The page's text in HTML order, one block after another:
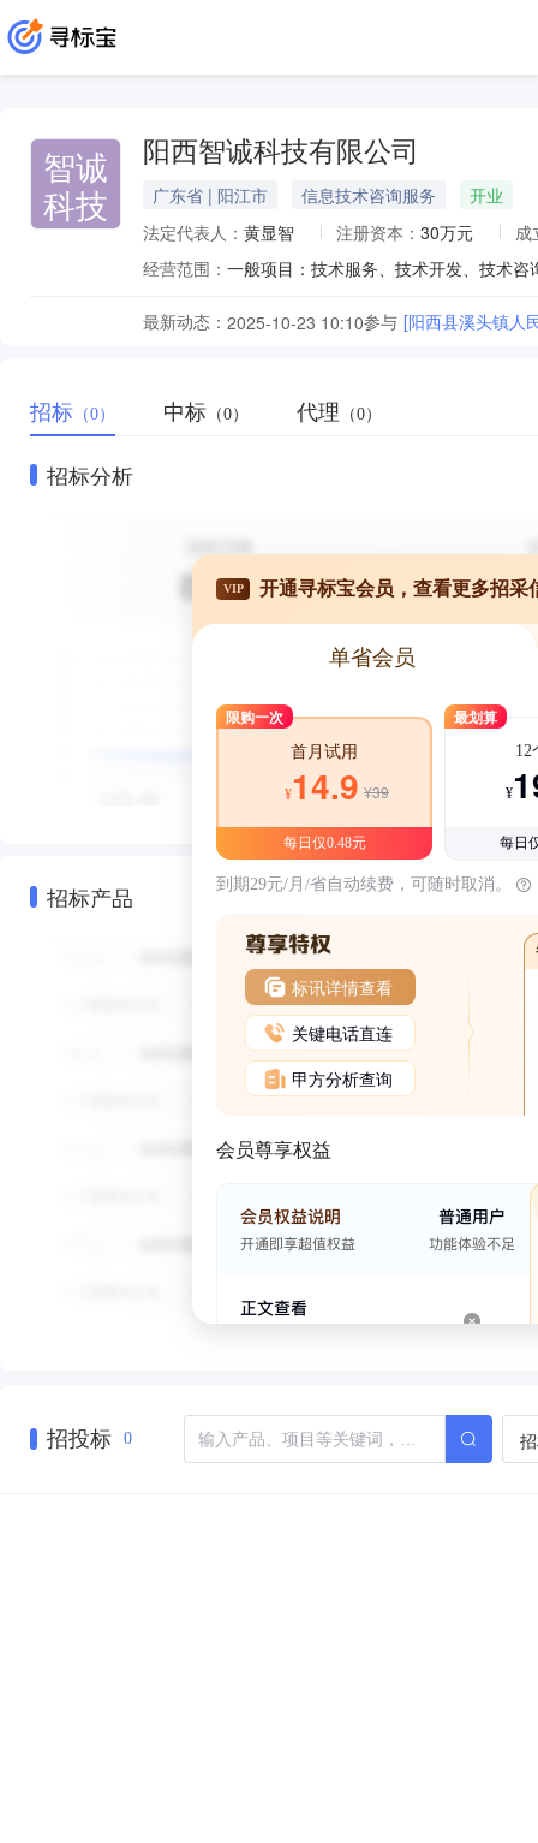
智诚
科技
阳西智诚科技有限公司
广东省 | 阳江市 信息技术咨询服务
开业
法定代表人： 黄显智 注册资本： 30万元
成
经营范围：
最新动态： 2025-10-23 10:10参与 [阳西县溪头镇人
招标 （0） 中标 （0） 代理 （0）
招标分析
招标产品
VIP 开通寻标宝会员，查看更多招采
单省会员
限购一次
首月试用
¥14.9 ¥39
每日仅0.48元
最划算
12
¥
每日
到期29元/月/省自动续费，可随时取消。
标讯详情查看
关键电话直连
甲方分析查询
会员尊享权益
招投标 0